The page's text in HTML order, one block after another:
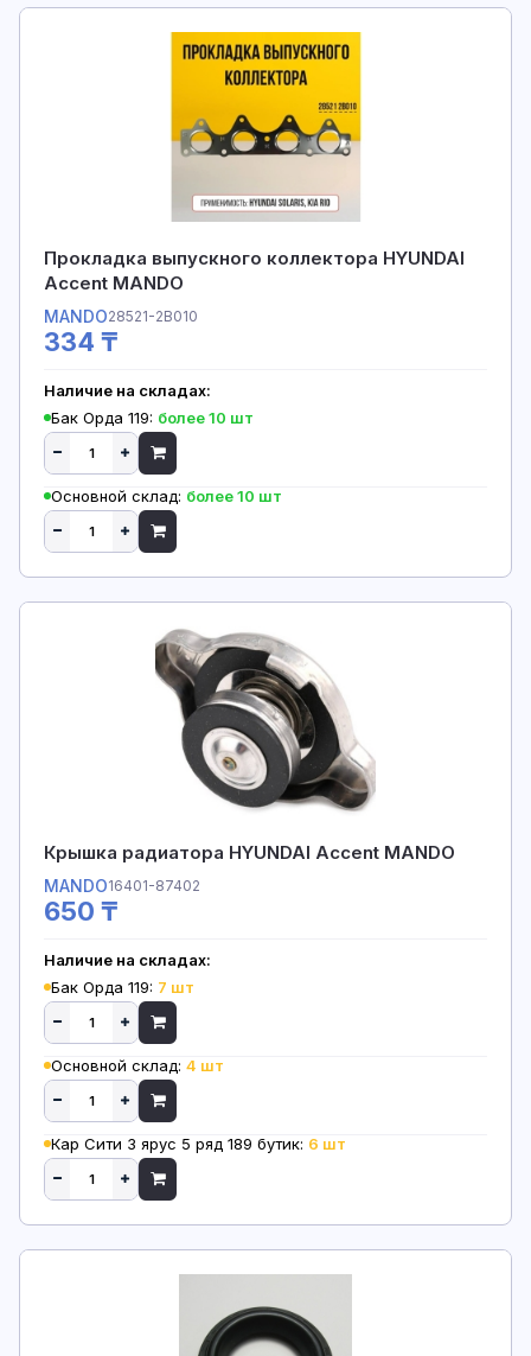
Прокладка выпускного коллектора HYUNDAI
Accent MANDO
MANDO28521-2B010
334 ₸
Наличие на складах:
Бак Орда 119: более 10 шт
Основной склад: более 10 шт
Крышка радиатора HYUNDAI Accent MANDO
MANDO16401-87402
650 ₸
Наличие на складах:
Бак Орда 119: 7 шт
Основной склад: 4 шт
Кар Сити 3 ярус 5 ряд 189 бутик: 6 шт